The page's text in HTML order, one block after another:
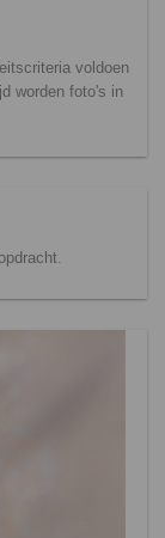
voldoen
worden foto's in